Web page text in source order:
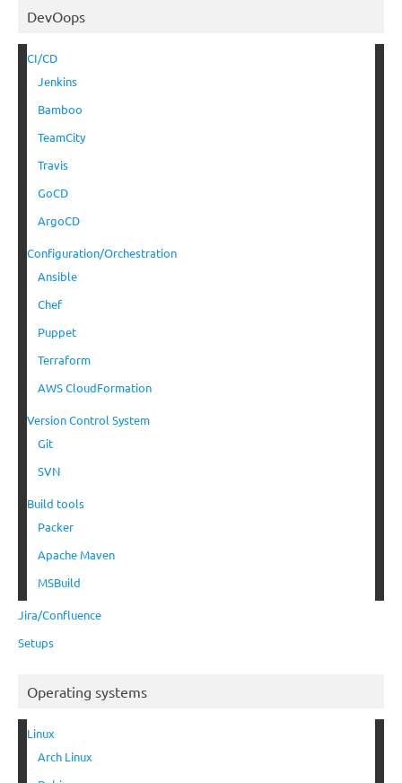
DevOops
CI/CD
Jenkins
Bamboo
TeamCity
Travis
GoCD
ArgoCD
Configuration/Orchestration
Ansible
Chef
Puppet
Terraform
AWS CloudFormation
Version Control System
Git
SVN
Build tools
Packer
Apache Maven
MSBuild
Jira/Confluence
Setups
Operating systems
Linux
Arch Linux